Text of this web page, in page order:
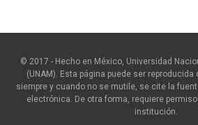
© 2017 - Hecho en México, Universidad
(UNAM). Esta página puede ser
siempre y cuando no se mutile, se cite la
electrónica. De otra forma, requiere
institución.